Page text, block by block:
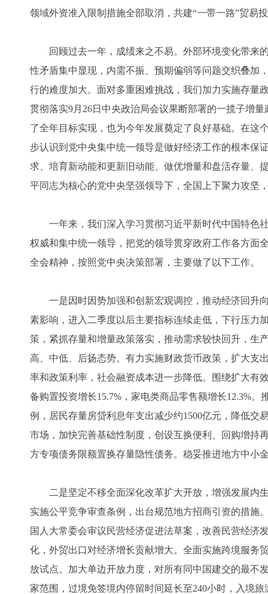
领域外资准入限制措施全部取消，共建“一带一路”贸易
回顾过去一年，成绩来之不易。外部环境变化带来
性矛盾集中显现，内需不振、预期偏弱等问题交织叠加
行的难度加大。面对多重困难挑战，我们加力实施存量
贯彻落实9月26日中央政治局会议果断部署的一揽子增
了全年目标实现，也为今年发展奠定了良好基础。在这
步认识到党中央集中统一领导是做好经济工作的根本保
求、培育新动能和更新旧动能、做优增量和盘活存量、
平同志为核心的党中央坚强领导下，全国上下聚力攻坚
一年来，我们深入学习贯彻习近平新时代中国特色
权威和集中统一领导，把党的领导贯穿政府工作各方面
全会精神，按照党中央决策部署，主要做了以下工作。
一是因时因势加强和创新宏观调控，推动经济回升
素影响，进入二季度以后主要指标连续走低，下行压力
策，紧抓存量和增量政策落实，推动需求较快回升，生
高、中低、后扬态势。有力实施财政货币政策，扩大支
率和政策利率，社会融资成本进一步降低。围绕扩大有
备购置投资增长15.7%，家电类商品零售额增长12.3%
例，居民存量房贷利息年支出减少约1500亿元，降低交
市场，加快完善基础性制度，创设互换便利、回购增持
方专项债务限额置换存量隐性债务。稳妥推进地方中小
二是坚定不移全面深化改革扩大开放，增强发展内
实施公平竞争审查条例，出台规范地方招商引资的措施
国人大常委会审议民营经济促进法草案，改善民营经济
化，外贸出口对经济增长贡献增大。全面实施跨境服务
放试点。加大单边开放力度，对所有同中国建交的最不
家范围，过境免签境内停留时间延长至240小时，入境